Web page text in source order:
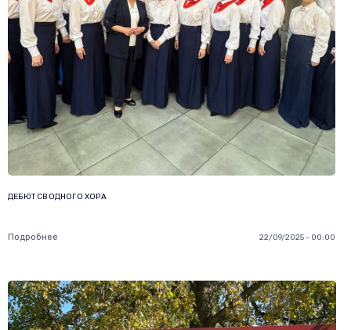
ДЕБЮТ СВОДНОГО ХОРА
Подробнее 22/09/2025 - 00:00